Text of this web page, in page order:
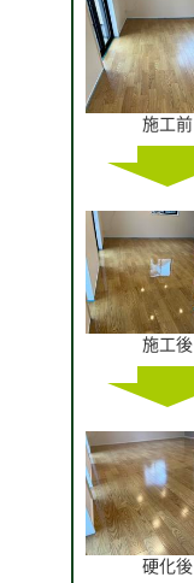
施工前
施工後
硬化後